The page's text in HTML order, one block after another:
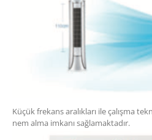
Küçük frekans aralıkları ile çalışma
nem alma imkanı sağlamaktadır.